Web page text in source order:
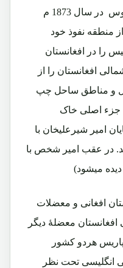
شرقی افغانستان شروع شد و روس در سال 1873 م
منطقه نفوذ خود
را در افغانستان
افغانستان را از
و مناطق ساحل چپ
جزء اصلی خاک
امیر شیرعلیخان با
در عقب امیر شخص با
میشود)
افغانی و معضلات
معضلۀ دیگر
معاهده 1857م در پاریس هردو کشور
انگلیسی تحت نظر